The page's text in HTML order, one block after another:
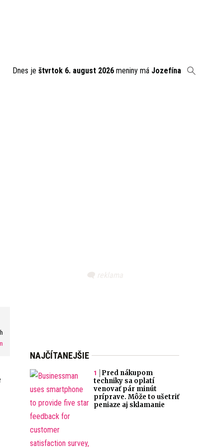
Dnes je štvrtok 6. august 2026 meniny má Jozefína
NAJČÍTANEJŠIE
Pred nákupom
techniky sa oplatí
venovať pár minút
príprave. Môže to ušetriť
peniaze aj sklamanie